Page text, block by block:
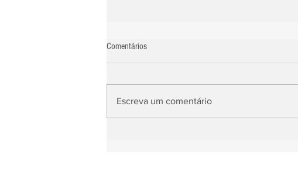
Comentários
Escreva um comentário